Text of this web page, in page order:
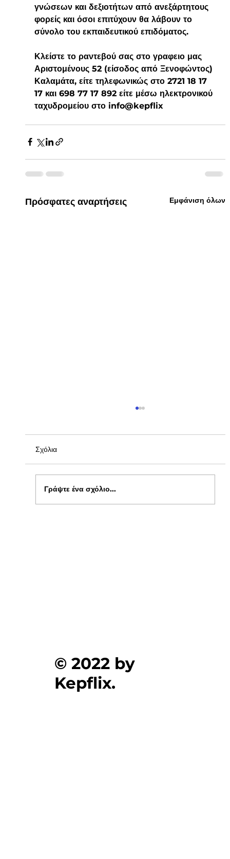
γνώσεων και δεξιοτήτων από ανεξάρτητους
φορείς και όσοι επιτύχουν θα λάβουν το
σύνολο του εκπαιδευτικού επιδόματος.
Κλείστε το ραντεβού σας στο γραφειο μας
Αριστομένους 52 (είσοδος από Ξενοφώντος)
Καλαμάτα, είτε τηλεφωνικώς στο 2721 18 17
17 και 698 77 17 892 είτε μέσω ηλεκτρονικού
ταχυδρομείου στο info@kepflix
Πρόσφατες αναρτήσεις Εμφάνιση όλων
Σχόλια
Γράψτε ένα σχόλιο...
© 2022 by
Kepflix.